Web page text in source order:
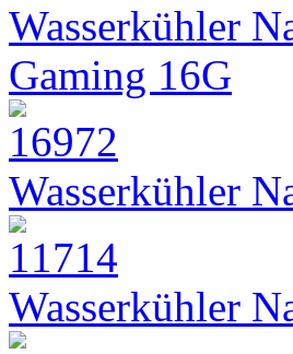
Wasserkühler
Gaming 16G
Wasserkühler
Wasserkühler